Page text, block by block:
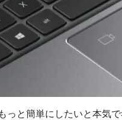
っと簡単にしたいと本気